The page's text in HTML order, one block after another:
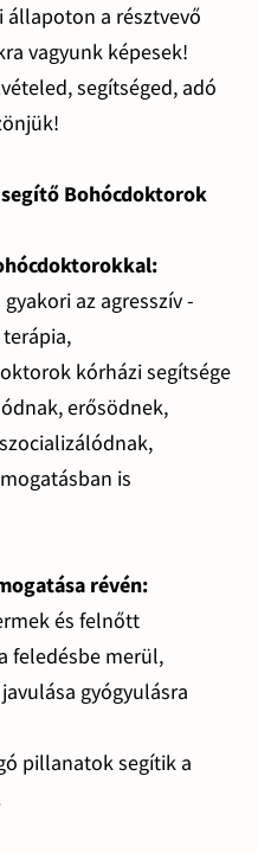
állapoton a résztvevő
vagyunk képesek!
segítséged, adó
Bohócdoktorok
az agresszív -
kórházi segítsége
erősödnek,
is
révén:
és felnőtt
feledésbe merül,
gyógyulásra
pillanatok segítik a